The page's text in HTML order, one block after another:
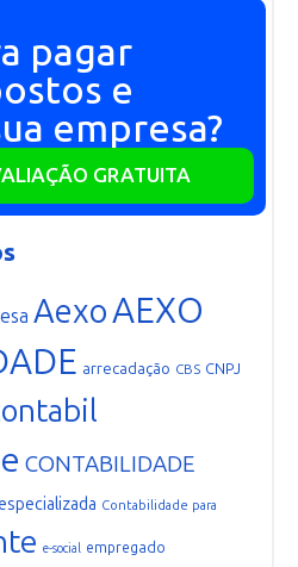
pagar
e
empresa?
GRATUITA
AexoAEXO
arrecadação CBS CNPJ
CONTABILIDADE
Contabilidade para
e-social empregado